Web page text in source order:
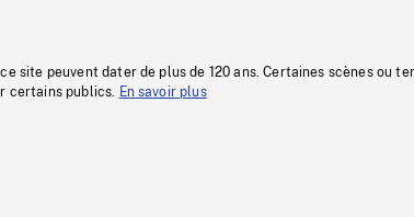
site peuvent dater de plus de 120 ans. Certaines scènes ou
certains publics. En savoir plus